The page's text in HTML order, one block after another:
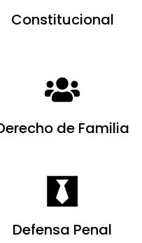
Constitucional
de Familia
Defensa Penal